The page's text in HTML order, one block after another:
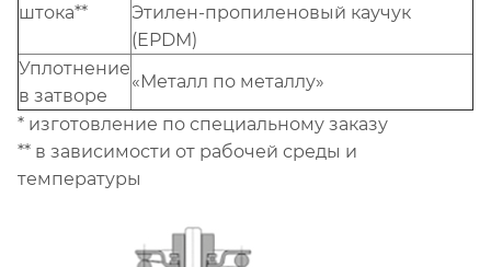
штока**
Этилен-пропиленовый каучук
(EPDM)
Уплотнение
в затворе
«Металл по металлу»
* изготовление по специальному заказу
** в зависимости от рабочей среды и
температуры